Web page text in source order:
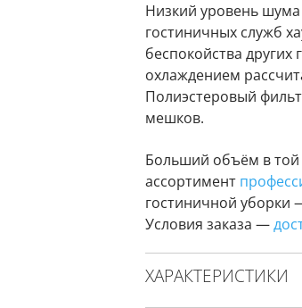
Низкий уровень
гостиничных служб
беспокойства других
охлаждением
Полиэстеровый
мешков.
Больший объём в
ассортимент
гостиничной уборки
Условия заказа —
ХАРАКТЕРИСТИКИ